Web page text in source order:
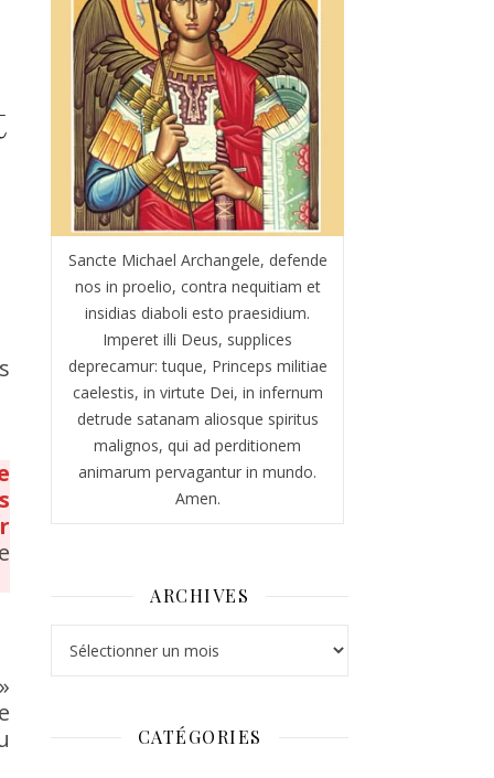
Sancte Michael Archangele, defende
nos in proelio, contra nequitiam et
insidias diaboli esto praesidium.
Imperet illi Deus, supplices
deprecamur: tuque, Princeps militiae
caelestis, in virtute Dei, in infernum
detrude satanam aliosque spiritus
malignos, qui ad perditionem
animarum pervagantur in mundo.
Amen.
ARCHIVES
CATÉGORIES